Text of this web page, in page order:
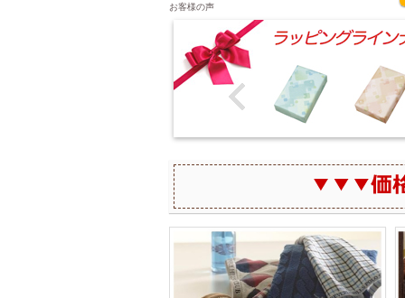
お客様の声